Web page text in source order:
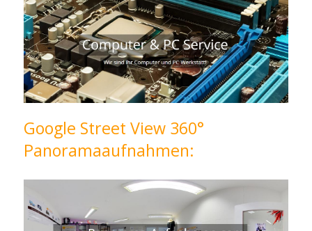
Google Street View 360°
Panoramaaufnahmen: